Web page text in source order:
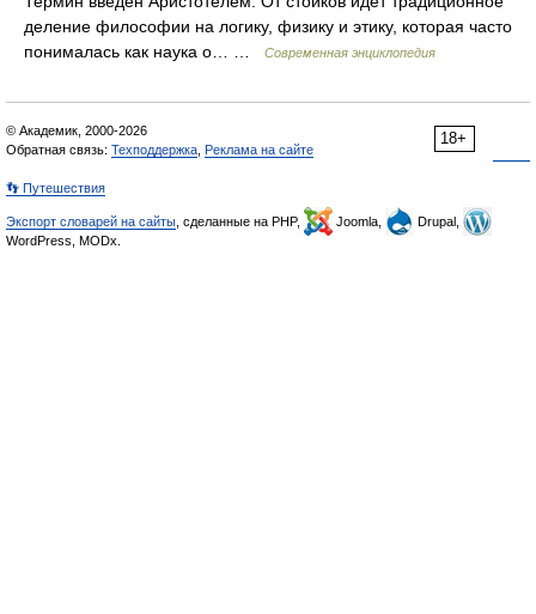
деление философии на логику, физику и этику, которая часто
понималась как наука о… …
Современная энциклопедия
18+
© Академик, 2000-2026
Обратная связь: Техподдержка Реклама на сайте
👣 Путешествия
Экспорт словарей на сайты , сделанные на PHP, Joomla,
Drupal,
WordPress, MODx.